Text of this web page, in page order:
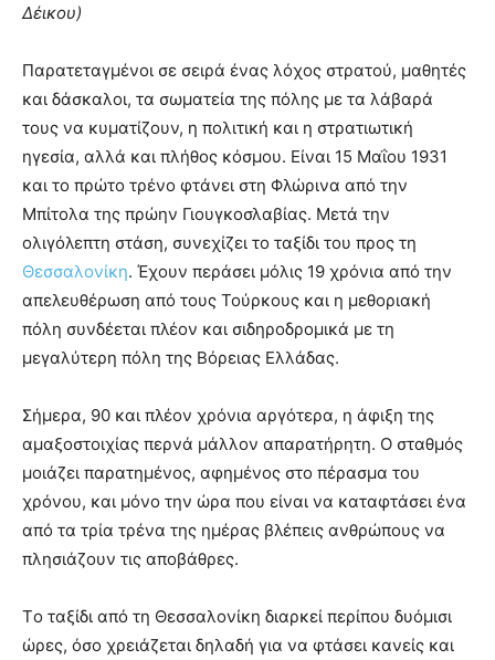
Δέικου)
Παρατεταγμένοι σε σειρά ένας λόχος στρατού, μαθητές
και δάσκαλοι, τα σωματεία της πόλης με τα λάβαρά
τους να κυματίζουν, η πολιτική και η στρατιωτική
ηγεσία, αλλά και πλήθος κόσμου. Είναι 15 Μαΐου 1931
και το πρώτο τρένο φτάνει στη Φλώρινα από την
Μπίτολα της πρώην Γιουγκοσλαβίας. Μετά την
ολιγόλεπτη στάση, συνεχίζει το ταξίδι του προς τη
Θεσσαλονίκη. Έχουν περάσει μόλις 19 χρόνια από την
απελευθέρωση από τους Τούρκους και η μεθοριακή
πόλη συνδέεται πλέον και σιδηροδρομικά με τη
μεγαλύτερη πόλη της Βόρειας Ελλάδας.
Σήμερα, 90 και πλέον χρόνια αργότερα, η άφιξη της
αμαξοστοιχίας περνά μάλλον απαρατήρητη. Ο σταθμός
μοιάζει παρατημένος, αφημένος στο πέρασμα του
χρόνου, και μόνο την ώρα που είναι να καταφτάσει ένα
από τα τρία τρένα της ημέρας βλέπεις ανθρώπους να
πλησιάζουν τις αποβάθρες.
Tο ταξίδι από τη Θεσσαλονίκη διαρκεί περίπου δυόμισι
ώρες, όσο χρειάζεται δηλαδή για να φτάσει κανείς και